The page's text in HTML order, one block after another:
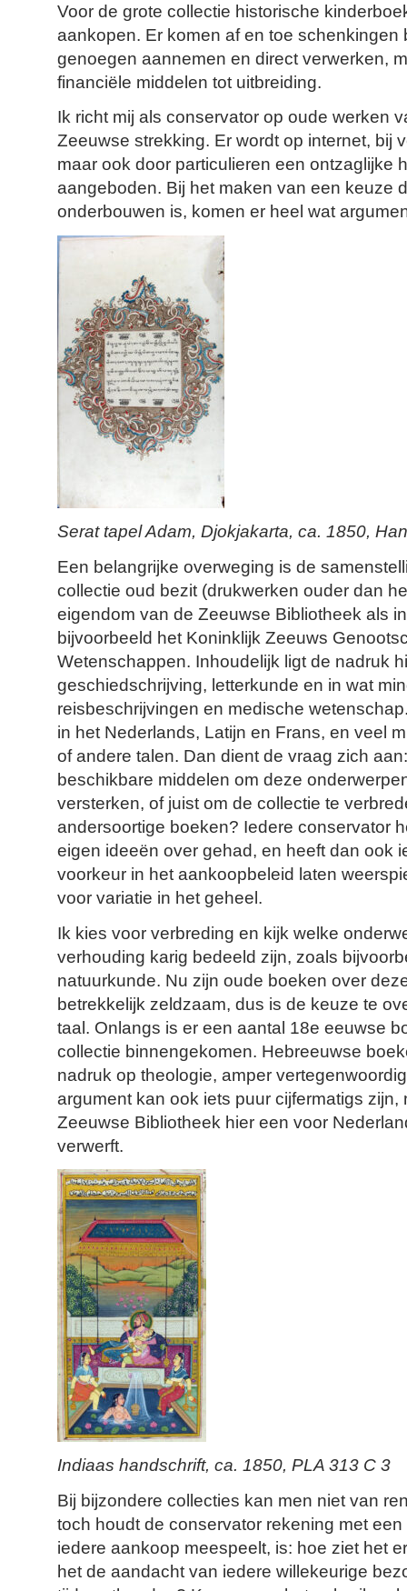
Voor de grote collectie historische
aankopen. Er komen af en toe schenkingen
genoegen aannemen en direct verwerken,
financiële middelen tot uitbreiding.
Ik richt mij als conservator op oude werken
Zeeuwse strekking. Er wordt op internet, bij
maar ook door particulieren een ontzaglijke
aangeboden. Bij het maken van een keuze
onderbouwen is, komen er heel wat
Serat tapel Adam, Djokjakarta, ca. 1850,
Een belangrijke overweging is de
collectie oud bezit (drukwerken ouder dan
eigendom van de Zeeuwse Bibliotheek als
bijvoorbeeld het Koninklijk Zeeuws
Wetenschappen. Inhoudelijk ligt de nadruk
geschiedschrijving, letterkunde en in wat
reisbeschrijvingen en medische
in het Nederlands, Latijn en Frans, en veel
of andere talen. Dan dient de vraag zich
beschikbare middelen om deze
versterken, of juist om de collectie te
andersoortige boeken? Iedere conservator
eigen ideeën over gehad, en heeft dan ook
voorkeur in het aankoopbeleid laten
voor variatie in het geheel.
Ik kies voor verbreding en kijk welke
verhouding karig bedeeld zijn, zoals
natuurkunde. Nu zijn oude boeken over
betrekkelijk zeldzaam, dus is de keuze te
taal. Onlangs is er een aantal 18e eeuwse
collectie binnengekomen. Hebreeuwse
nadruk op theologie, amper
argument kan ook iets puur cijfermatigs zijn,
Zeeuwse Bibliotheek hier een voor
verwerft.
Indiaas handschrift, ca. 1850, PLA 313 C 3
Bij bijzondere collecties kan men niet van
toch houdt de conservator rekening met
iedere aankoop meespeelt, is: hoe ziet het
het de aandacht van iedere willekeurige